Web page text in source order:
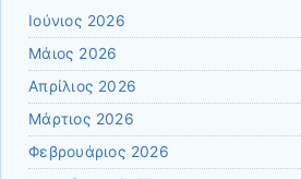
Ιούνιος 2026
Μάιος 2026
Απρίλιος 2026
Μάρτιος 2026
Φεβρουάριος 2026